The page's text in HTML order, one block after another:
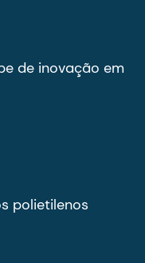
de inovação em
polietilenos